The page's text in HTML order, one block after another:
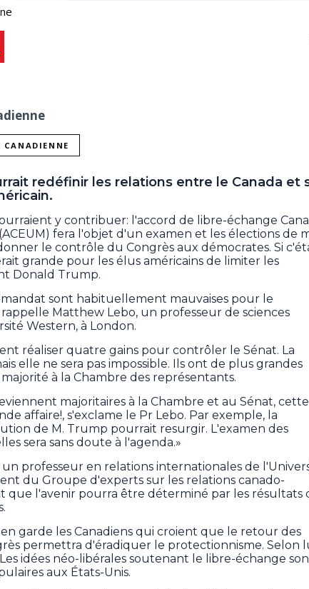
CANADIENNE
redéfinir les relations entre le Canada et
y contribuer: l'accord de libre-échange
fera l'objet d'un examen et les élections de
le contrôle du Congrès aux démocrates. Si
grande pour les élus américains de limiter les
Donald Trump.
mandat sont habituellement mauvaises pour le
Matthew Lebo, un professeur de sciences
Western, à London.
réaliser quatre gains pour contrôler le Sénat. La
elle ne sera pas impossible. Ils ont de plus grandes
à la Chambre des représentants.
majoritaires à la Chambre et au Sénat, cette
affaire!, s'exclame le Pr Lebo. Par exemple, la
de M. Trump pourrait resurgir. L'examen des
sera sans doute à l'agenda.»
un professeur en relations internationales de
du Groupe d'experts sur les relations canado-
que l'avenir pourra être déterminé par les résultats
garde les Canadiens qui croient que le retour des
permettra d'éradiquer le protectionnisme. Selon
idées néo-libérales soutenant le libre-échange
aux États-Unis.